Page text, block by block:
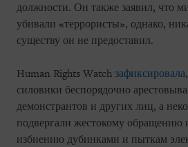
должности. Он также заявил, что
убивали «террористы», однако,
существу он не предоставил.
Human Rights Watch зафиксировала
силовики беспорядочно
демонстрантов и других лиц, а
подвергали жестокому обращению
избиению дубинками и пыткам